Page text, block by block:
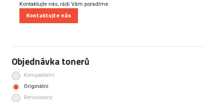
Kontaktujte nás, rádi Vám poradíme.
Kontaktujte nás
Objednávka tonerů
Kompatibilní
Originální
Renovovaný